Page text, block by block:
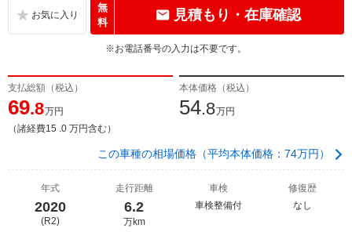
無
料
見積もり・在庫確認
※お電話番号の入力は不要です。
支払総額（税込）
69.8万円
（諸経費15 .0 万円含む）
本体価格（税込）
54.8万円
この車種の相場価格（平均本体価格：74万円）
年式
2020
(R2)
走行距離
6.2
万km
車検
車検整備付
修復歴
なし